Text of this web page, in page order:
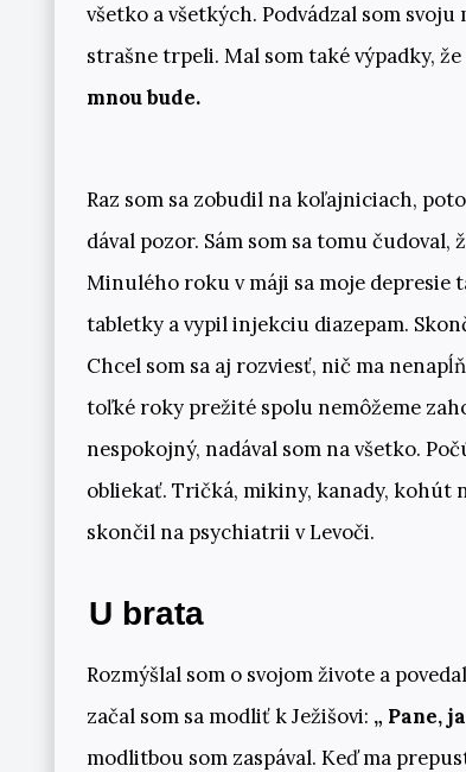
všetko a všetkých. Podvádzal som
strašne trpeli. Mal som také výpadky,
mnou bude.
Raz som sa zobudil na koľajniciach,
dával pozor. Sám som sa tomu
Minulého roku v máji sa moje depresie
tabletky a vypil injekciu diazepam.
Chcel som sa aj rozviesť, nič ma
toľké roky prežité spolu nemôžeme
nespokojný, nadával som na všetko.
obliekať. Tričká, mikiny, kanady, kohút
skončil na psychiatrii v Levoči.
U brata
Rozmýšlal som o svojom živote a
začal som sa modliť k Ježišovi: „ Pane,
modlitbou som zaspával. Keď ma